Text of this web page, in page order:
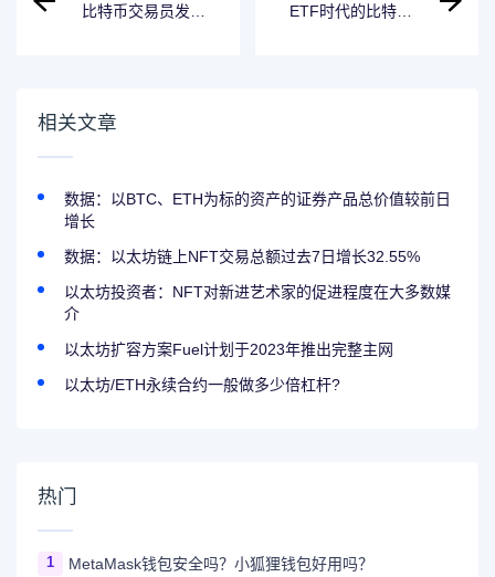
比特币交易员发出
ETF时代的比特币
相关文章
数据：以BTC、ETH为标的资产的证券产品总价值较前日
增长
数据：以太坊链上NFT交易总额过去7日增长32.55%
以太坊投资者：NFT对新进艺术家的促进程度在大多数媒
介
以太坊扩容方案Fuel计划于2023年推出完整主网
以太坊/ETH永续合约一般做多少倍杠杆?
热门
1 MetaMask钱包安全吗？小狐狸钱包好用吗？